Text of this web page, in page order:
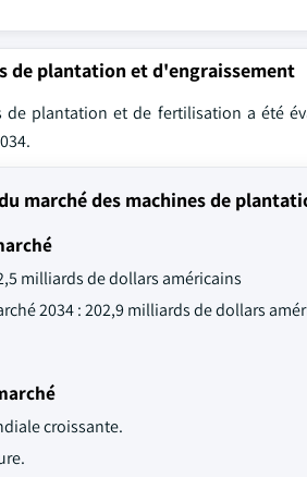
de plantation et d'engraissement
de plantation et de fertilisation a été
marché des machines de
milliards de dollars américains
2034 : 202,9 milliards de dollars
croissante.